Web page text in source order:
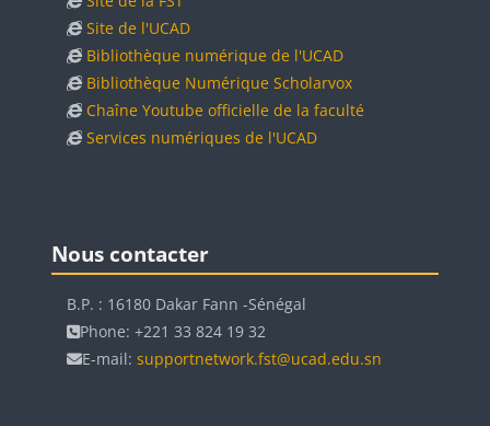
Site de l'UCAD
Bibliothèque numérique de l'UCAD
Bibliothèque Numérique Scholarvox
Chaîne Youtube officielle de la faculté
Services numériques de l'UCAD
Blocs
Nous contacter
B.P. : 16180 Dakar Fann -Sénégal
Phone: +221 33 824 19 32
E-mail: supportnetwork.fst@ucad.edu.sn